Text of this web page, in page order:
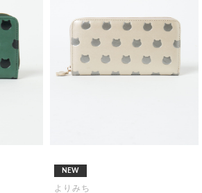
NEW
よりみち